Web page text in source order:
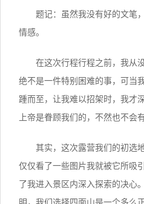
题记：虽然我没有好的文笔
情感。
在这次行程行程之前，我从
绝不是一件特别困难的事，可当
踵而至，让我难以招架时，我才
上帝是眷顾我们的，不然也不
其实，这次露营我们的初选
仅仅看了一些图片我就被它所吸
了我进入景区内深入探索的决心